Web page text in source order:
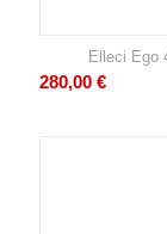
Elleci Ego
280,00 €